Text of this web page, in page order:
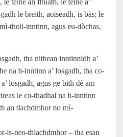
le teine an fhuath, le teine a’
le breith, aoiseadh, is bàs; le
inntinn, agus eu‑dòchas,
tha nithean inntinnidh a’
na h‑inntinn a’ losgadh, tha co-
losgadh, agus ge bith dè am
le co-thadhal na h‑inntinn
an tlachdmhor no mì-
– tha esan